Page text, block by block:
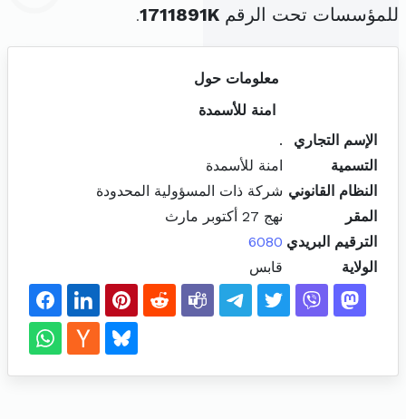
للمؤسسات تحت الرقم 1711891K
.
معلومات حول
امنة للأسمدة
الإسم التجاري
.
التسمية
امنة للأسمدة
النظام القانوني شركة ذات المسؤولية المحدودة
المقر
نهج 27 أكتوبر مارث
الترقيم البريدي 6080
الولاية
قابس